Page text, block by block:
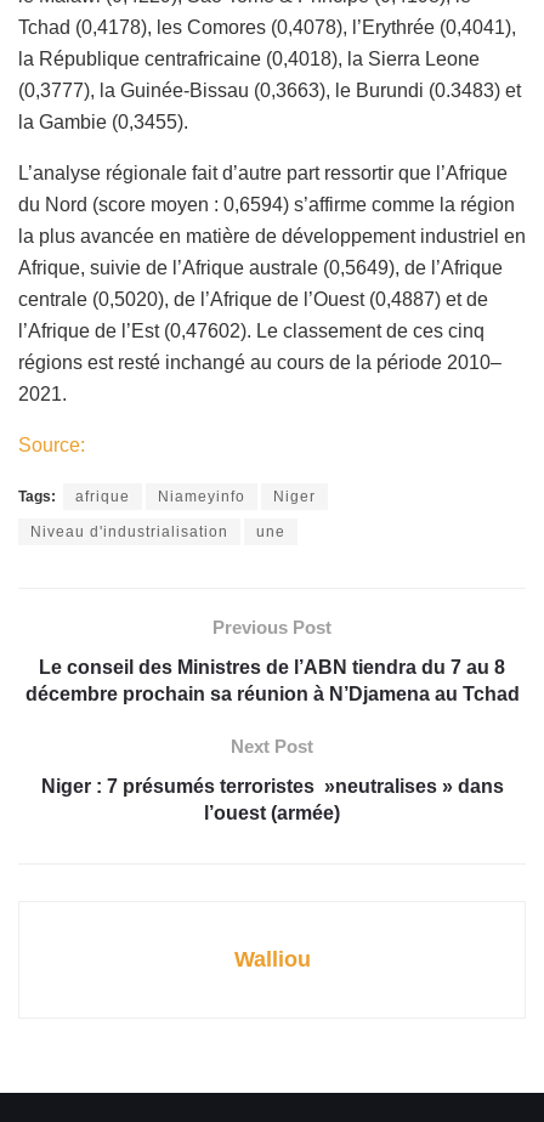
Tchad (0,4178), les Comores (0,4078), l’Erythrée (0,4041),
la République centrafricaine (0,4018), la Sierra Leone
(0,3777), la Guinée-Bissau (0,3663), le Burundi (0.3483) et
la Gambie (0,3455).
L’analyse régionale fait d’autre part ressortir que l’Afrique
du Nord (score moyen : 0,6594) s’affirme comme la région
la plus avancée en matière de développement industriel en
Afrique, suivie de l’Afrique australe (0,5649), de l’Afrique
centrale (0,5020), de l’Afrique de l’Ouest (0,4887) et de
l’Afrique de l’Est (0,47602). Le classement de ces cinq
régions est resté inchangé au cours de la période 2010–
2021.
Source:
Tags: afrique Niameyinfo Niger
Niveau d'industrialisation une
Previous Post
Le conseil des Ministres de l’ABN tiendra du 7 au 8
décembre prochain sa réunion à N’Djamena au Tchad
Next Post
Niger : 7 présumés terroristes »neutralises » dans
l’ouest (armée)
Walliou